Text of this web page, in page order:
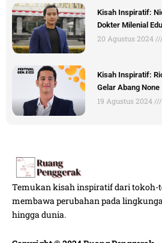
Kisah Inspiratif:
Dokter Milenial
20 Agustus 2024
Kisah Inspiratif:
Gelar Abang None
19 Agustus 2024
Temukan kisah inspiratif dari tokoh-
membawa perubahan pada
hingga dunia.